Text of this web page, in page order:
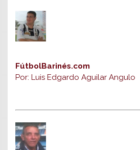
FútbolBarinés.com
Por: Luis Edgardo Aguilar Angulo